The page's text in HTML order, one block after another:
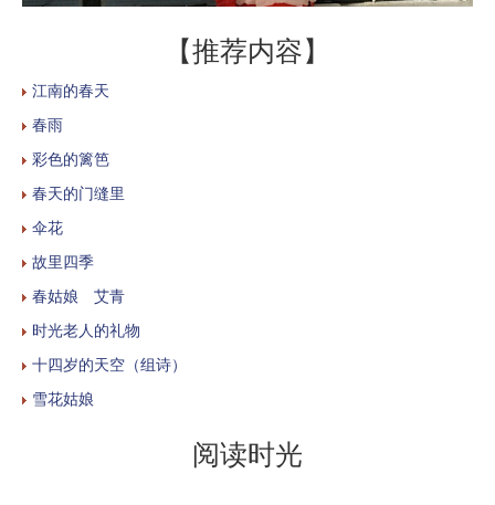
【推荐内容】
江南的春天
春雨
彩色的篱笆
春天的门缝里
伞花
故里四季
春姑娘 艾青
时光老人的礼物
十四岁的天空（组诗）
雪花姑娘
阅读时光